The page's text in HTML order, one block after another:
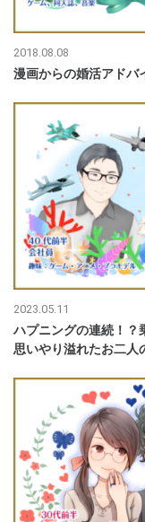
2018.08.08
漫画からの婚活アドバ
2023.05.11
ハプニングの連続！？
思いやり溢れたお二人